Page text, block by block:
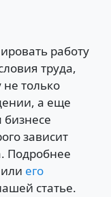
работу
труда,
только
а еще
зависит
Подробнее
или его
статье.